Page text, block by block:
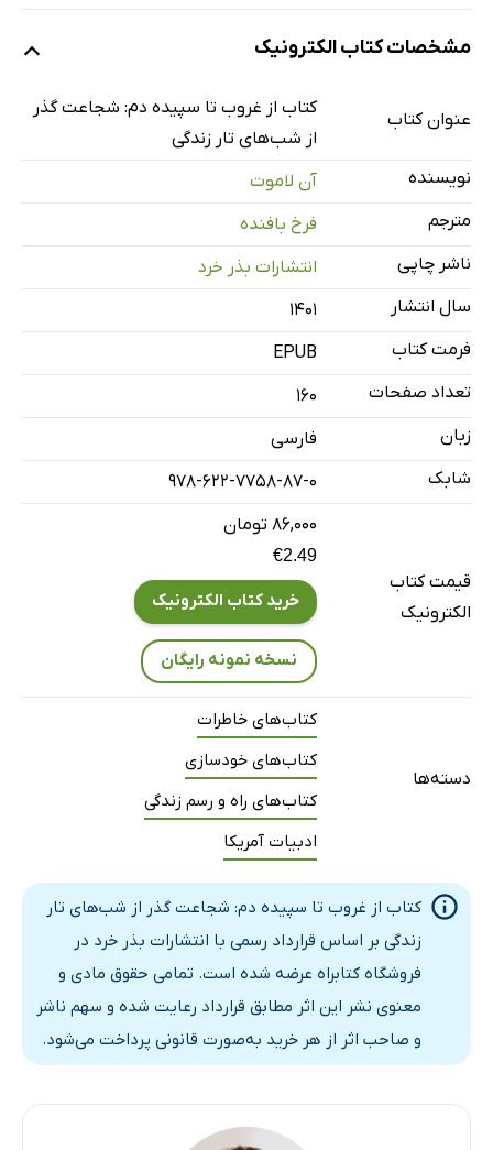
سه: عزم توبه
چهار: سرود نیایش حلزون
شش: نسیم‌های خنک
هفت: حالا می‌توانی مرا دوست داشته باشی؟
هشت: چهار شب و سه روز
نه: عشقی با یک بال
مشخصات کتاب الکترونیک
عنوان کتاب
کتاب از غروب تا سپیده دم: شجاعت گذر
از شب‌های تار زندگی
نویسنده
آن لاموت
مترجم
فرخ بافنده
ناشر چاپی
انتشارات بذر خرد
سال انتشار
۱۴۰۱
فرمت کتاب
EPUB
تعداد صفحات
160
زبان
فارسی
شابک
978-622-7758-87-0
قیمت کتاب
الکترونیک
۸۶,۰۰۰ تومان
€2.49
خرید کتاب الکترونیک
نسخه نمونه رایگان
دسته‌ها
کتاب‌های خاطرات
کتاب‌های خودسازی
کتاب‌های راه و رسم زندگی
ادبیات آمریکا
کتاب از غروب تا سپیده دم: شجاعت گذر از شب‌های تار
زندگی بر اساس قرارداد رسمی با انتشارات بذر خرد در
فروشگاه کتابراه عرضه شده است. تمامی حقوق مادی و
معنوی نشر این اثر مطابق قرارداد رعایت شده و سهم ناشر
و صاحب اثر از هر خرید به‌صورت قانونی پرداخت می‌شود.